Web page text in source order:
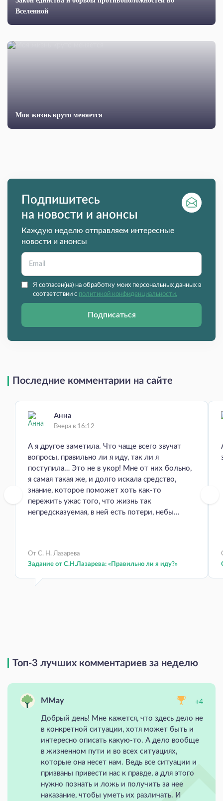
Вселенной
Моя жизнь круто меняется
Подпишитесь
на новости и анонсы
Каждую неделю отправляем интересные
новости и анонсы
Я согласен(на) на обработку моих персональных данных в
соответствии с политикой конфиденциальности.
Подписаться
Последние комментарии на сайте
Анна
Вчера в 16:12
А я другое заметила. Что чаще всего звучат
вопросы, правильно ли я иду, так ли я
поступила… Это не в укор! Мне от них больно,
я самая такая же, и долго искала средство,
знание, которое поможет хоть как-то
пережить ужас того, что жизнь так
непредсказуемая, в ней есть потери, небы...
От С. Н. Лазарева
Задание от С.Н.Лазарева: «Правильно ли я иду?»
Топ-3 лучших комментариев за неделю
MMay +4
Добрый день! Мне кажется, что здесь дело не
в конкретной ситуации, хотя может быть и
интересно описать какую-то. А дело вообще
в жизненном пути и во всех ситуациях,
которые она несет нам. Ведь все ситуации и
призваны привести нас к правде, а для этого
нужно познать и ложь и получить за нее
наказание, чтобы уметь их различать. И